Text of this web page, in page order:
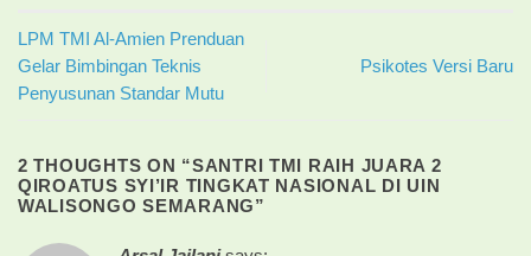
LPM TMI Al-Amien Prenduan
Gelar Bimbingan Teknis
Penyusunan Standar Mutu
Psikotes Versi Baru
2 THOUGHTS ON “SANTRI TMI RAIH JUARA 2
QIROATUS SYI’IR TINGKAT NASIONAL DI UIN
WALISONGO SEMARANG”